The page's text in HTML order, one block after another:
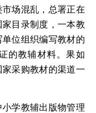
场混乱，总署正在
目录制度，一本教
位组织编写教材的
的教辅材料。果如
采购教材的渠道一
学教辅出版物管理